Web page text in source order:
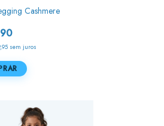
Cashmere
sem juros